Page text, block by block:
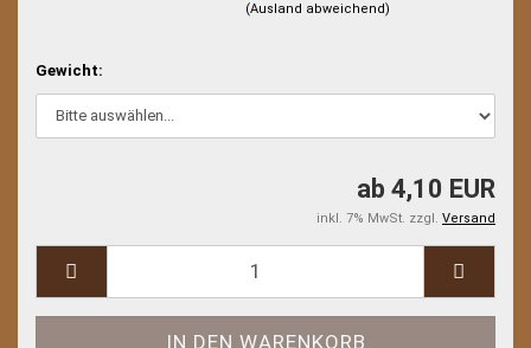
(Ausland abweichend)
Gewicht:
ab 4,10 EUR
inkl. 7% MwSt. zzgl. Versand